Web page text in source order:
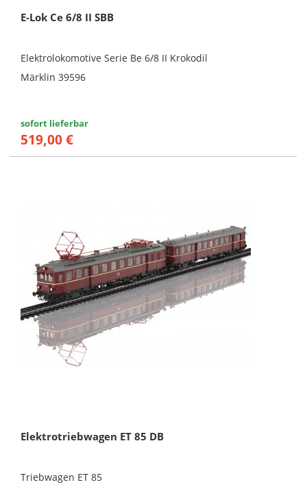
E-Lok Ce 6/8 II SBB
Elektrolokomotive Serie Be 6/8 II Krokodil
Märklin 39596
sofort lieferbar
519,00 €
Elektrotriebwagen ET 85 DB
Triebwagen ET 85